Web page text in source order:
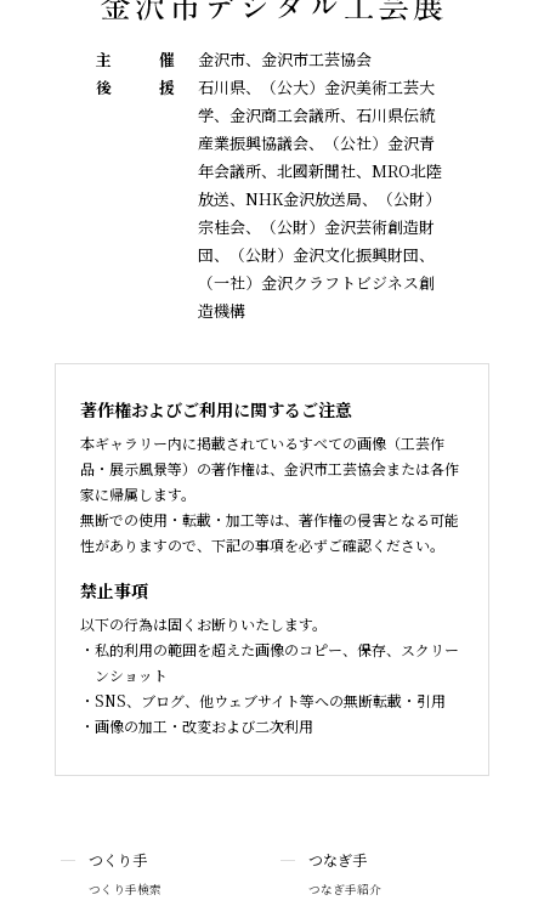
主 催
金沢市、金沢市工芸協会
後
援
石川県、（公大）金沢美術工芸大
学、金沢商工会議所、石川県伝統
産業振興協議会、
（公社）金沢青
年会議所、北國新聞社、MRO北陸
放送、NHK金沢放送局、（公財）
宗桂会、
（公財）金沢芸術創造財
団、（公財）金沢文化振興財団、
（一社）金沢クラフトビジネス創
造機構
著作権およびご利用に関するご注意
本ギャラリー内に掲載されているすべての画像（工芸作
品・展示風景等）の著作権は、金沢市工芸協会または各作
家に帰属します。
無断での使用・転載・加工等は、著作権の侵害となる可能
性がありますので、下記の事項を必ずご確認ください。
禁止事項
以下の行為は固くお断りいたします。
私的利用の範囲を超えた画像のコピー、保存、スクリー
ンショット
SNS、ブログ、他ウェブサイト等への無断転載・引用
画像の加工・改変および二次利用
つくり手
つくり手検索
つなぎ手
つなぎ手紹介